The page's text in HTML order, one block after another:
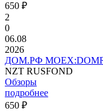
650 ₽
2
0
06.08
2026
ДОМ.РФ
NZT RUSFOND
Обзоры
подробнее
650 ₽